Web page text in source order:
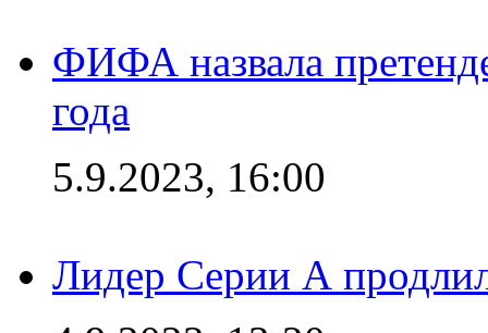
ФИФА назвала
года
5.9.2023, 16:00
Лидер Серии А